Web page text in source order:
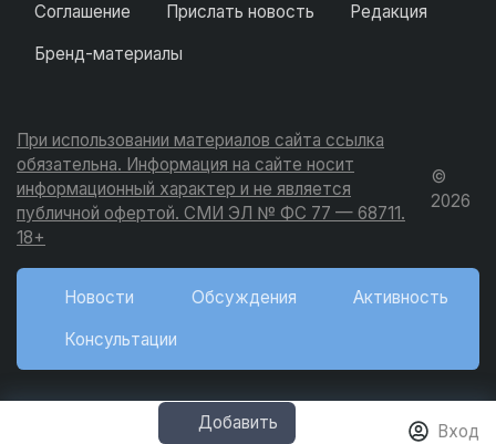
Соглашение
Прислать новость
Редакция
Бренд-материалы
При использовании материалов сайта ссылка
обязательна. Информация на сайте носит
информационный характер и не является
публичной офертой. СМИ ЭЛ № ФС 77 — 68711.
18+
©
2026
Новости Обсуждения
Активность
Консультации
Добавить Вход